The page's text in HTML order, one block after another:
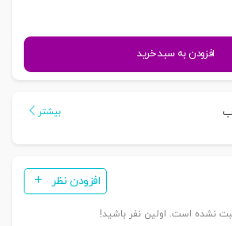
افزودن به سبد خرید
بیشتر
افزودن نظر
نشده است. اولین نفر باشید!